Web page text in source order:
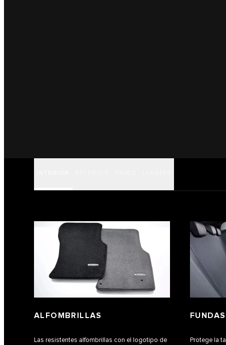
ALFOMBRILLAS
Las resistentes alfombrillas con el logotipo de
Protege la